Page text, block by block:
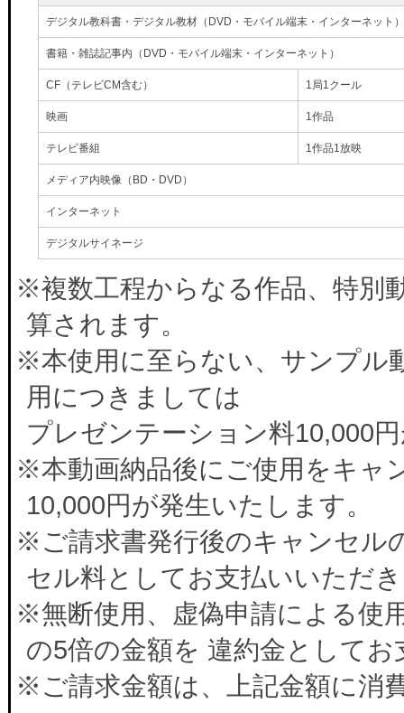
デジタル教科書・デジタル教材（DVD・モバイル端末・インターネット）
書籍・雑誌記事内（DVD・モバイル端末・インターネット）
CF（テレビCM含む） 1局1クール
映画 1作品
テレビ番組 1作品1放映
メディア内映像（BD・DVD）
インターネット
デジタルサイネージ
※複数工程からなる作品、特別
算されます。
※本使用に至らない、サンプル
用につきましては
プレゼンテーション料10,000
※本動画納品後にご使用をキャ
10,000円が発生いたします。
※ご請求書発行後のキャンセル
セル料としてお支払いいただ
※無断使用、虚偽申請による使
の5倍の金額を 違約金として
※ご請求金額は、上記金額に消